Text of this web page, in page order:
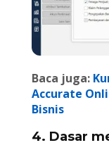
Baca juga:
Accurate
Bisnis
4. Dasar